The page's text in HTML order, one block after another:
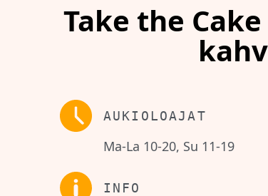
Take the
AUKIOLOAJAT
Ma-La 10-20, Su 11-19
INFO